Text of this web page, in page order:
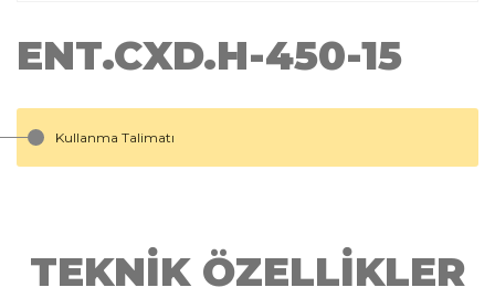
ENT.CXD.H-450-15
Kullanma Talimatı
TEKNİK ÖZELLİKLER